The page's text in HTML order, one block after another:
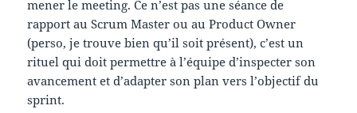
mener le meeting. Ce n’est pas une séance de
rapport au Scrum Master ou au Product Owner
(perso, je trouve bien qu’il soit présent), c’est un
rituel qui doit permettre à l’équipe d’inspecter son
avancement et d’adapter son plan vers l’objectif du
sprint.